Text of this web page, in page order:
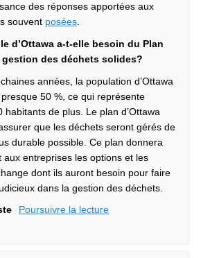
des réponses apportées aux
souvent posées.
d’Ottawa a-t-elle besoin du Plan
des déchets solides?
années, la population d’Ottawa
50 %, ce qui représente
habitants de plus. Le plan d’Ottawa
que les déchets seront gérés de
durable possible. Ce plan donnera
aux entreprises les options et les
dont ils auront besoin pour faire
dans la gestion des déchets.
Poursuivre la lecture